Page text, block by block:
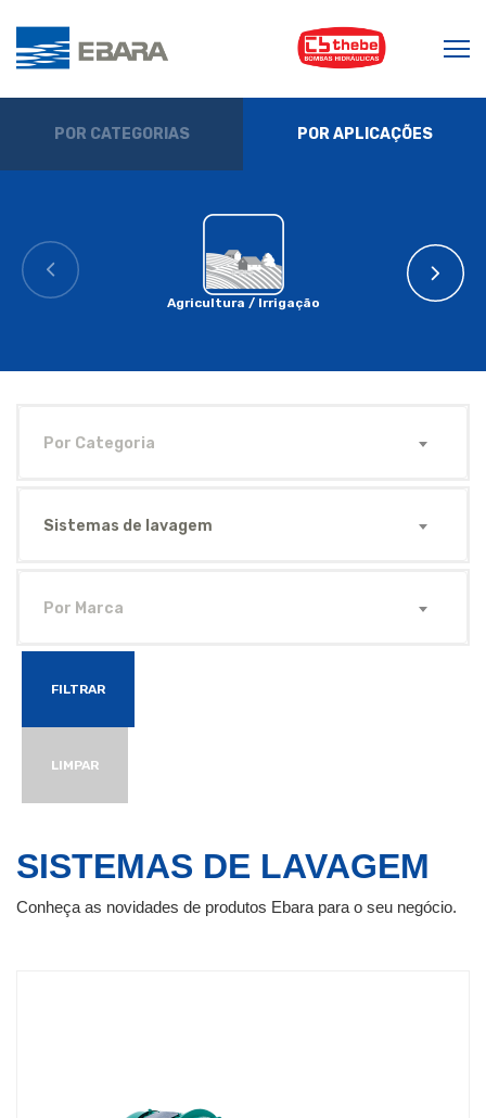
POR CATEGORIAS POR APLICAÇÕES
Agricultura / Irrigação
Por Categoria
Sistemas de lavagem
Por Marca
FILTRAR
LIMPAR
SISTEMAS DE LAVAGEM
Conheça as novidades de produtos Ebara para o seu negócio.